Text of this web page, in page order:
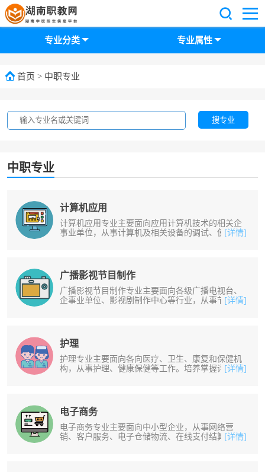
首页 > 中职专业
专业分类 专业属性
搜专业
中职专业
计算机应用
计算机应用专业主要面向应用计算机技术的相关企
事业单位，从事计算机及相关设备的调试、使用、
[详情]
广播影视节目制作
广播影视节目制作专业主要面向各级广播电视台、
企事业单位、影视剧制作中心等行业，从事节目制
[详情]
护理
护理专业主要面向各向医疗、卫生、康复和保健机
构，从事护理、健康保健等工作。培养掌握评估方
[详情]
电子商务
电子商务专业主要面向中小型企业，从事网络营
销、客户服务、电子仓储物流、在线支付结算、商
[详情]